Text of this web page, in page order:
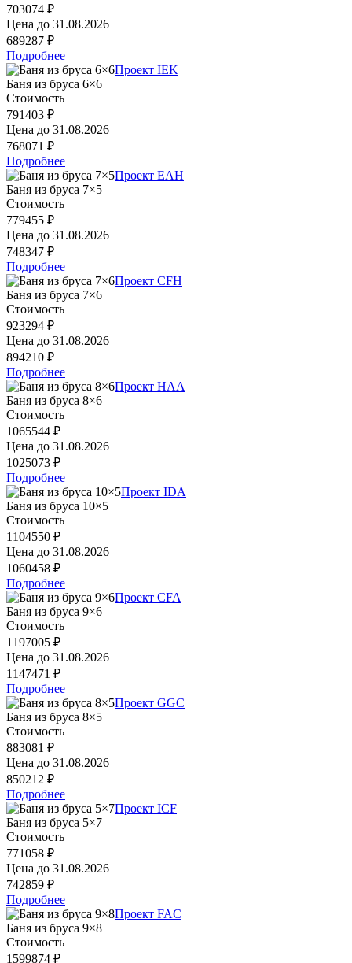
703074 ₽
Цена до 31.08.2026
689287 ₽
Подробнее
Проект IEK
Баня из бруса 6×6
Стоимость
791403 ₽
Цена до 31.08.2026
768071 ₽
Подробнее
Проект EAH
Баня из бруса 7×5
Стоимость
779455 ₽
Цена до 31.08.2026
748347 ₽
Подробнее
Проект CFH
Баня из бруса 7×6
Стоимость
923294 ₽
Цена до 31.08.2026
894210 ₽
Подробнее
Проект HAA
Баня из бруса 8×6
Стоимость
1065544 ₽
Цена до 31.08.2026
1025073 ₽
Подробнее
Проект IDA
Баня из бруса 10×5
Стоимость
1104550 ₽
Цена до 31.08.2026
1060458 ₽
Подробнее
Проект CFA
Баня из бруса 9×6
Стоимость
1197005 ₽
Цена до 31.08.2026
1147471 ₽
Подробнее
Проект GGC
Баня из бруса 8×5
Стоимость
883081 ₽
Цена до 31.08.2026
850212 ₽
Подробнее
Проект ICF
Баня из бруса 5×7
Стоимость
771058 ₽
Цена до 31.08.2026
742859 ₽
Подробнее
Проект FAC
Баня из бруса 9×8
Стоимость
1599874 ₽